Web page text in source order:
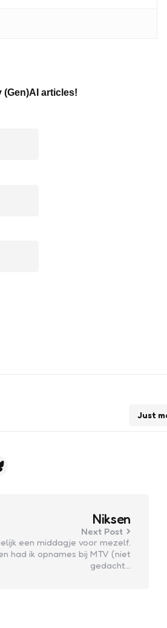
(Gen)AI articles!
Just
Niksen
Next Post
een middagje voor mezelf.
had ik opnames bij MTV (niet
gedacht…